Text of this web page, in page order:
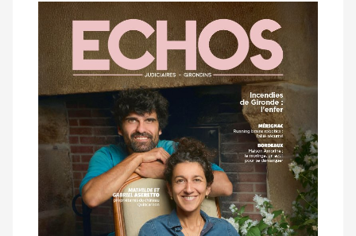
Notre
dernier
magazine